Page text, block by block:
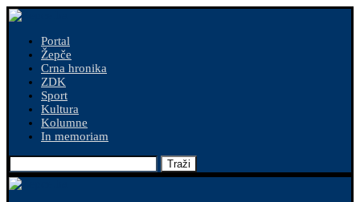
Portal
Žepče
Crna hronika
ZDK
Sport
Kultura
Kolumne
In memoriam
Traži